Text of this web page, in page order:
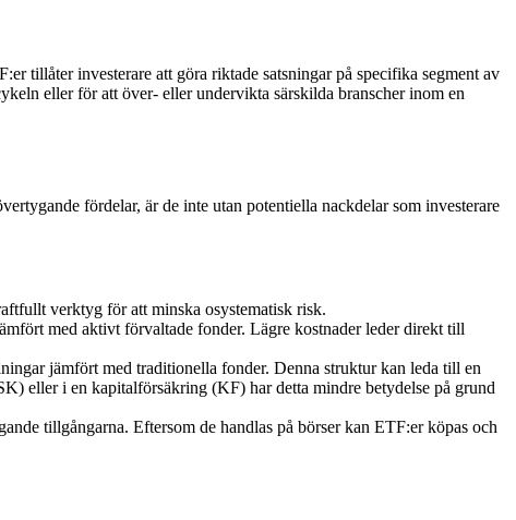
tillåter investerare att göra riktade satsningar på specifika segment av
eller för att över- eller undervikta särskilda branscher inom en
fördelar, är de inte utan potentiella nackdelar som investerare
verktyg för att minska osystematisk risk.
med aktivt förvaltade fonder. Lägre kostnader leder direkt till
jämfört med traditionella fonder. Denna struktur kan leda till en
eller i en kapitalförsäkring (KF) har detta mindre betydelse på grund
tillgångarna. Eftersom de handlas på börser kan ETF:er köpas och